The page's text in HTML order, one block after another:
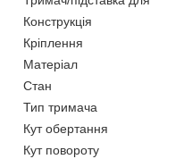
Конструкція
Кріплення
Матеріал
Стан
Тип тримача
Кут обертання
Кут повороту